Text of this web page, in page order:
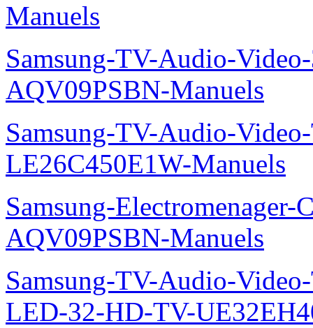
Manuels
Samsung-TV-Audio-
AQV09PSBN-Manuels
Samsung-TV-Audio-
LE26C450E1W-Manuels
Samsung-
AQV09PSBN-Manuels
Samsung-TV-Audio-
LED-32-HD-TV-